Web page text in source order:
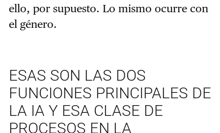
ello, por supuesto. Lo mismo ocurre con
el género.
ESAS SON LAS DOS
FUNCIONES PRINCIPALES DE
LA IA Y ESA CLASE DE
PROCESOS EN LA